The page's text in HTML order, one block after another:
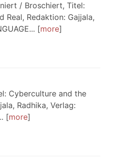
/ Broschiert, Titel:
Redaktion: Gajjala,
more
Cyberculture and the
Radhika, Verlag:
more